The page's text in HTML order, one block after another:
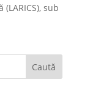
sub
Caută